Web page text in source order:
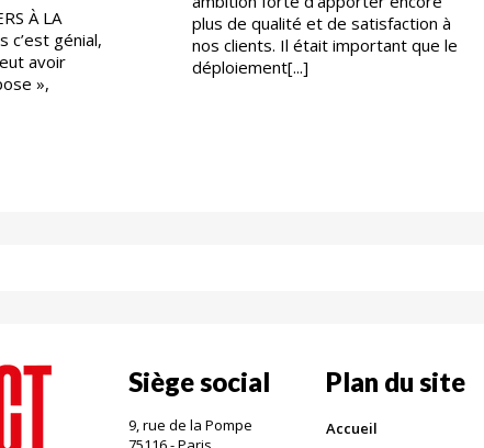
À LA
c’est génial,
avoir
»,
plus de qualité et de satisfaction à
nos clients. Il était important que le
déploiement[...]
Siège social
9, rue de la Pompe
Plan du site
Accueil